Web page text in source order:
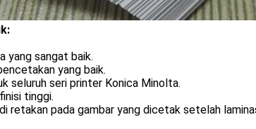
yang sangat baik.
yang baik.
seluruh seri printer Konica Minolta.
tinggi.
retakan pada gambar yang dicetak setelah